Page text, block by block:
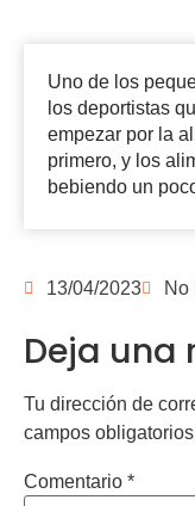
Uno de los
los deportistas
empezar por la
primero, y los
bebiendo un
13/04/2023 No
Deja una
Tu dirección de
campos
Comentario *